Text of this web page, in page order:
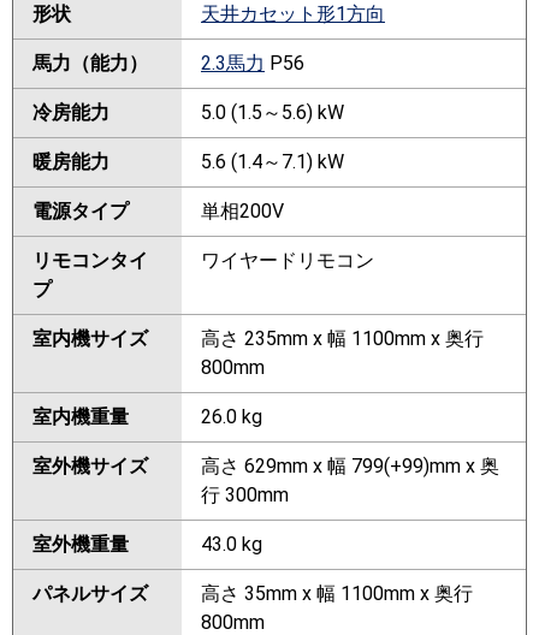
形状 天井カセット形1方向
馬力（能力） 2.3馬力 P56
冷房能力 5.0 (1.5～5.6) kW
暖房能力 5.6 (1.4～7.1) kW
電源タイプ 単相200V
リモコンタイ
プ
ワイヤードリモコン
室内機サイズ
高さ 235mm x 幅 1100mm x 奥行
800mm
室内機重量 26.0 kg
室外機サイズ
高さ 629mm x 幅 799(+99)mm x 奥
行 300mm
室外機重量 43.0 kg
パネルサイズ
高さ 35mm x 幅 1100mm x 奥行
800mm